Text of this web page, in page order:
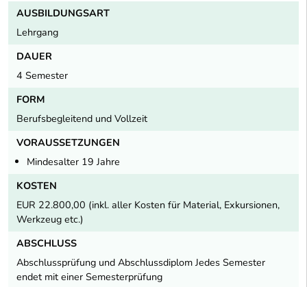
AUSBILDUNGSART
Lehrgang
DAUER
4 Semester
FORM
Berufsbegleitend und Vollzeit
VORAUSSETZUNGEN
Mindesalter 19 Jahre
KOSTEN
EUR 22.800,00 (inkl. aller Kosten für Material, Exkursionen,
Werkzeug etc.)
ABSCHLUSS
Abschlussprüfung und Abschlussdiplom Jedes Semester
endet mit einer Semesterprüfung